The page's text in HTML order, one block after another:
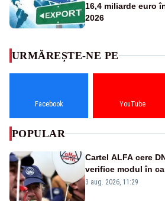
16,4 miliarde euro
2026
URMĂREȘTE-NE PE
Facebook YouTube
POPULAR
Cartel ALFA cere
verifice modul în
centralele pe
3 aug. 2026, 11:29